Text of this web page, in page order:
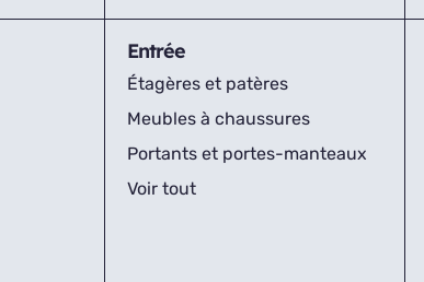
Entrée
Étagères et patères
Meubles à chaussures
Portants et portes-manteaux
Voir tout